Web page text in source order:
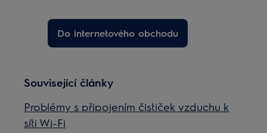
Do internetového obchodu
Související články
Problémy s připojením čističek vzduchu k
síti Wi-Fi